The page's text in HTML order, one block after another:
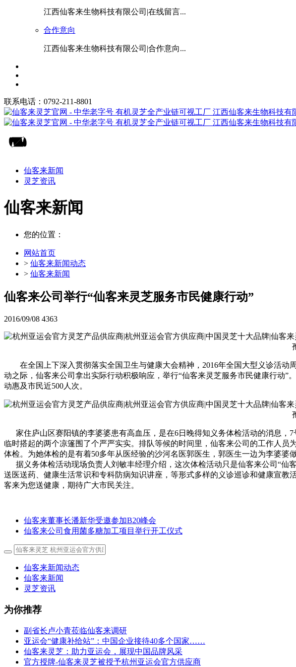
江西仙客来生物科技有限公司|在线留言...
合作意向
江西仙客来生物科技有限公司|合作意向...
联系电话：0792-211-8801
仙客来新闻
灵芝资讯
仙客来新闻
您的位置：
网站首页
> 仙客来新闻动态
> 仙客来新闻
仙客来公司举行“仙客来灵芝服务市民健康行动”
2016/09/08 4363
在全国上下深入贯彻落实全国卫生与健康大会精神，2016年全国大型义诊活
动之际，仙客来公司拿出实际行动积极响应，举行“仙客来灵芝服务市民健康行动
动惠及市民近500人次。
家住庐山区赛阳镇的李婆婆患有高血压，是在6日晚得知义务体检活动的消息，
临时搭起的两个凉篷围了个严严实实。排队等候的时间里，仙客来公司的工作人
体检。为她体检的是有着50多年从医经验的沙河名医郭医生，郭医生一边为李婆
据义务体检活动现场负责人刘敏丰经理介绍，这次体检活动只是仙客来公司“仙
送医送药、健康生活常识和专科防病知识讲座，等形式多样的义诊巡诊和健康宣教
客来为您送健康，期待广大市民关注。
仙客来董事长潘新华受邀参加B20峰会
仙客来公司食用菌多糖加工项目举行开工仪式
仙客来新闻动态
仙客来新闻
灵芝资讯
为你推荐
副省长卢小青莅临仙客来调研
亚运会“健康补给站”：中国企业接待40多个国家……
仙客来灵芝：助力亚运会，展现中国品牌风采
官方授牌-仙客来灵芝被授予杭州亚运会官方供应商